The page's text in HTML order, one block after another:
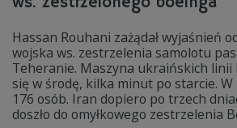
Hassan Rouhani zażądał wyjaśnień
wojska ws. zestrzelenia samolotu
Teheranie. Maszyna ukraińskich linii
się w środę, kilka minut po starcie.
176 osób. Iran dopiero po trzech
doszło do omyłkowego zestrzelenia